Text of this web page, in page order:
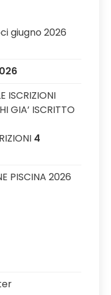
giugno 2026
ISCRIZIONI
GIA’ ISCRITTO
4
PISCINA 2026